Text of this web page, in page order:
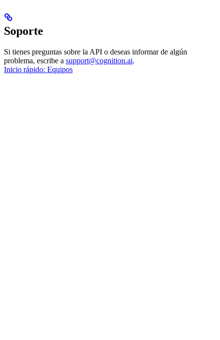
Soporte
Si tienes preguntas sobre la API o deseas informar de algún
problema, escribe a support@cognition.ai.
Inicio rápido: Equipos